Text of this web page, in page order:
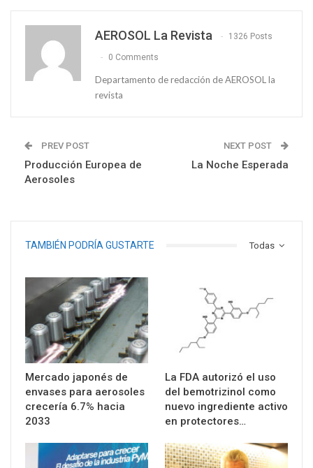
AEROSOL La Revista 1326 Posts
0 Comments
Departamento de redacción de AEROSOL la
revista
PREV POST
Producción Europea de
Aerosoles
NEXT POST
La Noche Esperada
Todas
TAMBIÉN PODRÍA GUSTARTE
Mercado japonés de
envases para aerosoles
crecería 6.7% hacia
2033
La FDA autorizó el uso
del bemotrizinol como
nuevo ingrediente activo
en protectores…